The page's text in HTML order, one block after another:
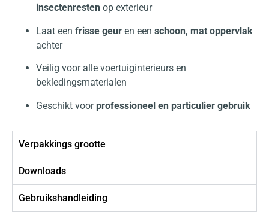
insectenresten op exterieur
Laat een frisse geur en een schoon, mat oppervlak
achter
Veilig voor alle voertuiginterieurs en
bekledingsmaterialen
Geschikt voorprofessioneel en particulier gebruik
Verpakkings grootte
Downloads
Gebruikshandleiding